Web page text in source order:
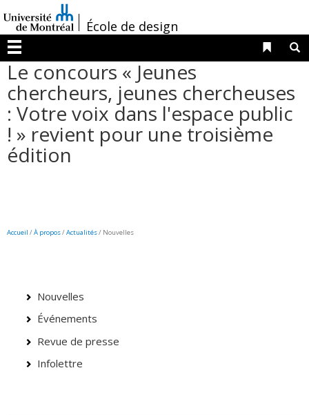
au
contenu
/École de design
Menu
Liens
Le concours « Jeunes
chercheurs, jeunes chercheuses
: Votre voix dans l'espace public
! » revient pour une troisième
édition
Accueil /À propos/Actualités/ Nouvelles
Nouvelles
Événements
Revue de presse
Infolettre